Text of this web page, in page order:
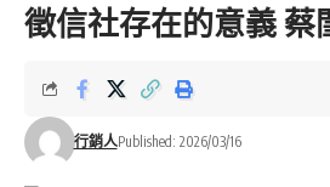
徵信社存在的意義 蔡
行銷人Published: 2026/03/16